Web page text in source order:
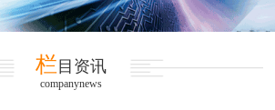
栏目资讯
companynews